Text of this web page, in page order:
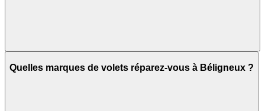
Quelles marques de volets réparez-vous à Béligneux ?